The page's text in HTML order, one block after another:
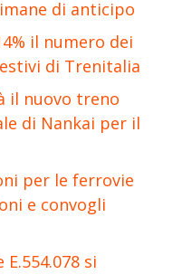
di anticipo
il numero dei
di Trenitalia
il nuovo treno
di Nankai per il
per le ferrovie
e convogli
si